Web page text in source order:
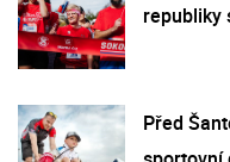
republiky
Před